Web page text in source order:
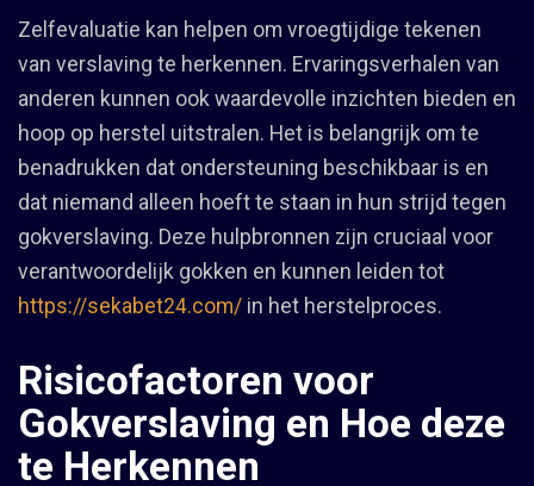
Zelfevaluatie kan helpen om vroegtijdige tekenen
van verslaving te herkennen. Ervaringsverhalen van
anderen kunnen ook waardevolle inzichten bieden en
hoop op herstel uitstralen. Het is belangrijk om te
benadrukken dat ondersteuning beschikbaar is en
dat niemand alleen hoeft te staan in hun strijd tegen
gokverslaving. Deze hulpbronnen zijn cruciaal voor
verantwoordelijk gokken en kunnen leiden tot
https://sekabet24.com/ in het herstelproces.
Risicofactoren voor
Gokverslaving en Hoe deze
te Herkennen